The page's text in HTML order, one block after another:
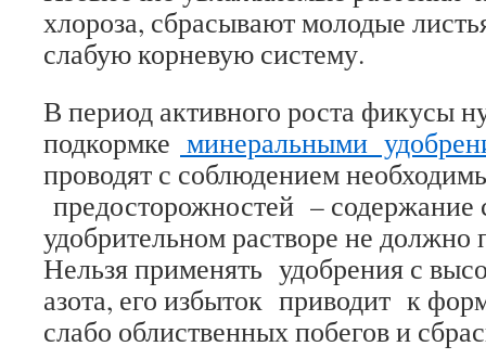
хлороза, сбрасывают молодые
слабую корневую систему.
В период активного роста фикусы
подкормке минеральными
проводят с соблюдением
предосторожностей –
удобрительном растворе не
Нельзя применять удобрения с
азота, его избыток приводит к
слабо облиственных побегов и